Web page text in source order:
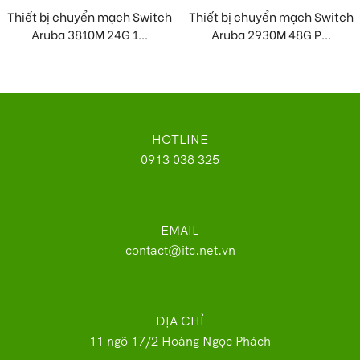
Thiết bị chuyển mạch Switch
Aruba 3810M 24G 1...
Thiết bị chuyển mạch Switch
Aruba 2930M 48G P...
HOTLINE
0913 038 325
EMAIL
contact@itc.net.vn
ĐỊA CHỈ
11 ngõ 17/2 Hoàng Ngọc Phách